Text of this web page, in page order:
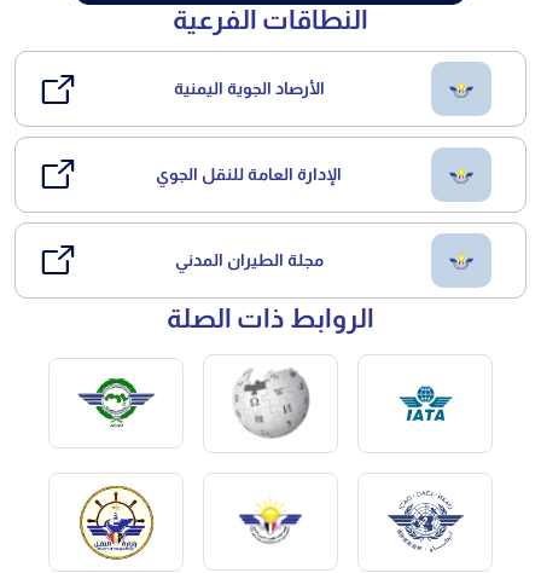
النطاقات الفرعية
الأرصاد الجوية اليمنية
الإدارة العامة للنقل الجوي
مجلة الطيران المدني
الروابط ذات الصلة